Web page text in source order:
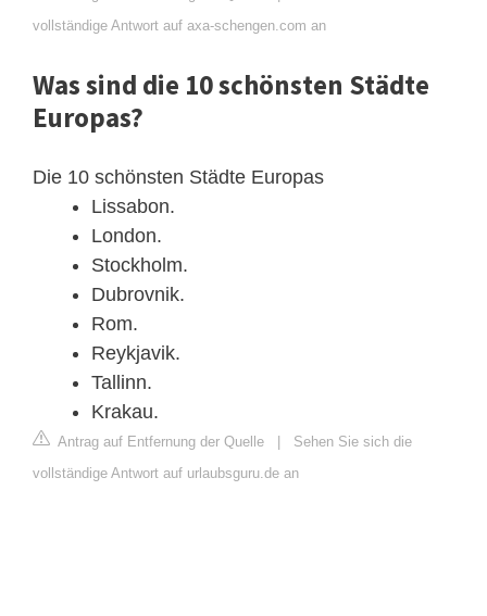
vollständige Antwort auf axa-schengen.com an
Was sind die 10 schönsten Städte
Europas?
Die 10 schönsten Städte Europas
Lissabon.
London.
Stockholm.
Dubrovnik.
Rom.
Reykjavik.
Tallinn.
Krakau.
Antrag auf Entfernung der Quelle | Sehen Sie sich die
vollständige Antwort auf urlaubsguru.de an